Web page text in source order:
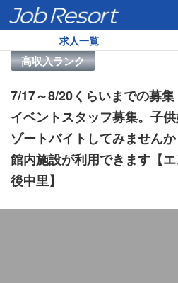
求人一覧
HOME 求人一覧 7/17～8/20く
高収入ランク
リゾートバイト求人番号：
7/17～8/20くらいまでの募
イベントスタッフ募集。子
ゾートバイトしてみません
館内施設が利用できます【
後中里】